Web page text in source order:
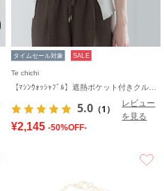
タイムセール対象 SALE
Te chichi
5.0 （1）
レビュー
を見る
¥2,145 -50%OFF-